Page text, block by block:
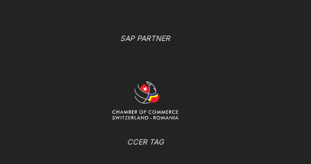
SAP PARTNER
CCER TAG